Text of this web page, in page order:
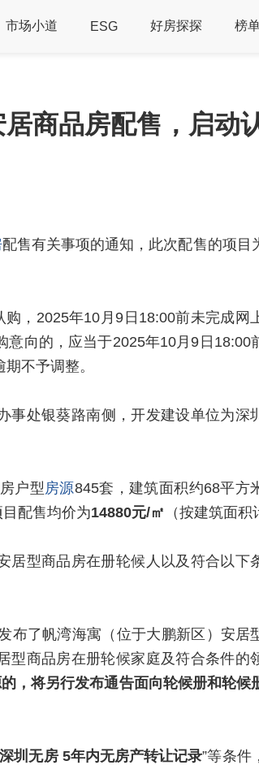
市场小道 ESG 好房探探 榜
商品房配售，启动
配售有关事项的通知，此次配售的项目
，2025年10月9日18:00前未完成网
向的，应当于2025年10月9日18:00
不予调整。
事处银葵路南侧，开发建设单位为深
户型 房源845套，建筑面积约68平方
配售均价为14880元/㎡ （按建筑面积
居型商品房在册轮候人以及符合以下
布了帆湾海寓（位于大鹏新区）安居
型商品房在册轮候家庭及符合条件的
，将另行发布通告面向轮候册和轮候
圳无房 5年内无房产转让记录”等条件